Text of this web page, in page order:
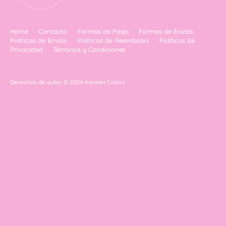
Home Contacto Formas de Pago
Formas de Envíos
Políticas de Envíos
Politicas de Reembolso
Políticas de
Privacidad
Términos y Condiciones
Derechos de autor © 2026 Korean Colors